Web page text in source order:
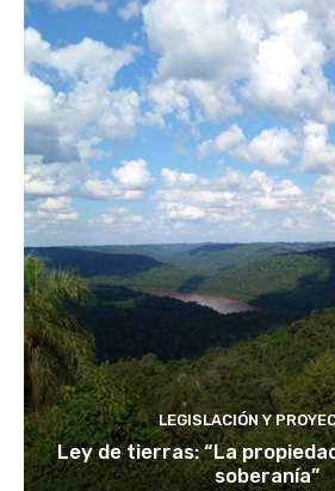
LEGISLACIÓN Y
Ley de tierras: “La
soberanía”